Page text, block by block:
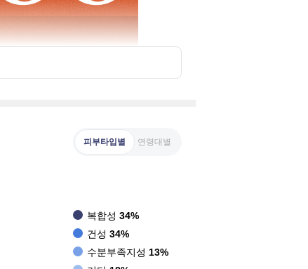
피부타입별 연령대별
복합성 34%
건성 34%
수분부족지성 13%